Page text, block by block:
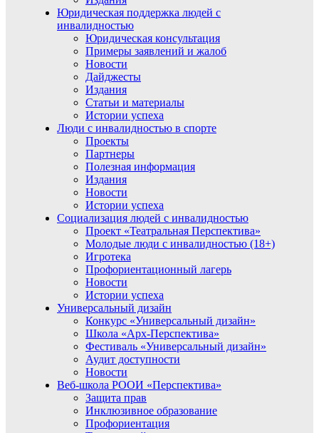
Юридическая поддержка людей с
инвалидностью
Юридическая консультация
Примеры заявлений и жалоб
Новости
Дайджесты
Издания
Статьи и материалы
Истории успеха
Люди с инвалидностью в спорте
Проекты
Партнеры
Полезная информация
Издания
Новости
Истории успеха
Социализация людей с инвалидностью
Проект «Театральная Перспектива»
Молодые люди с инвалидностью (18+)
Игротека
Профориентационный лагерь
Новости
Истории успеха
Универсальный дизайн
Конкурс «Универсальный дизайн»
Школа «Арх-Перспектива»
Фестиваль «Универсальный дизайн»
Аудит доступности
Новости
Веб-школа РООИ «Перспектива»
Защита прав
Инклюзивное образование
Профориентация